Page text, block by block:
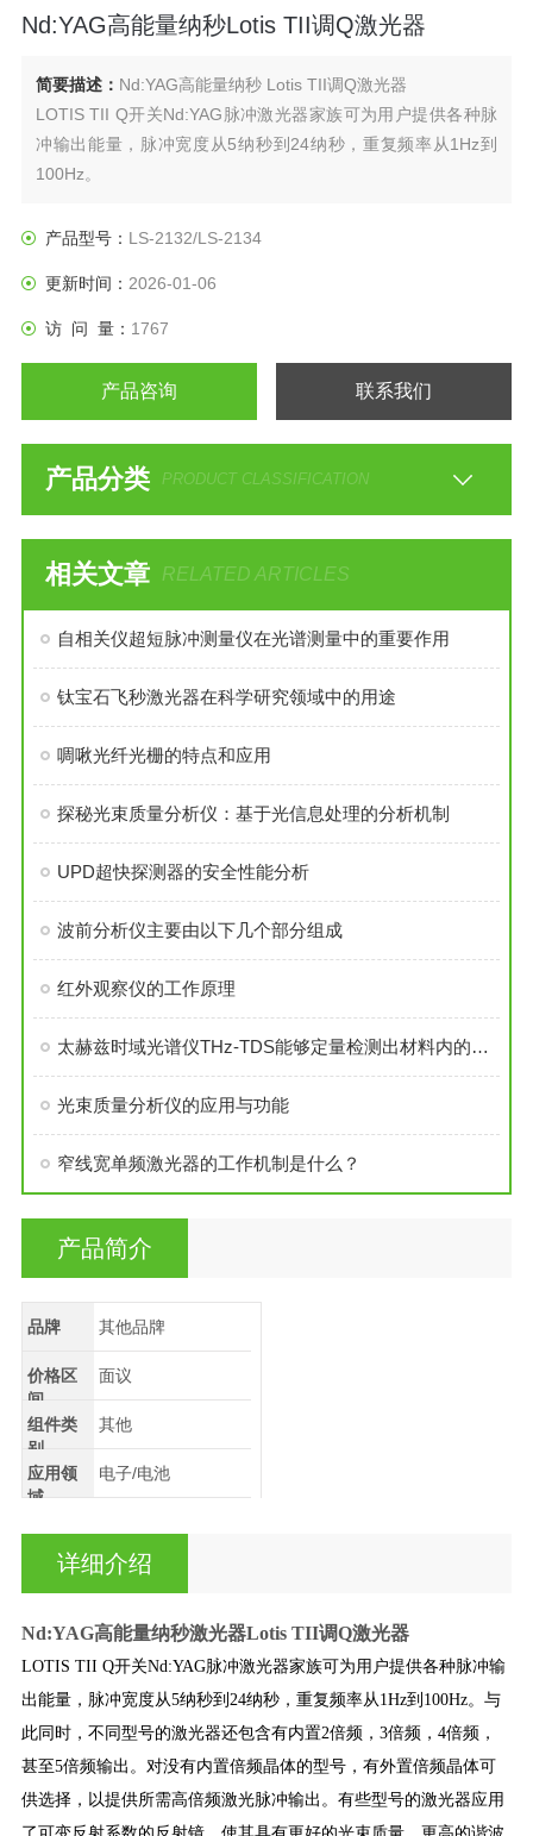
Nd:YAG高能量纳秒Lotis TII调Q激光器
简要描述： Nd:YAG高能量纳秒 Lotis TII调Q激光器
LOTIS TII Q开关Nd:YAG脉冲激光器家族可为用户提供各种脉
冲输出能量，脉冲宽度从5纳秒到24纳秒，重复频率从1Hz到
100Hz。
产品型号： LS-2132/LS-2134
更新时间： 2026-01-06
访 问 量： 1767
产品咨询 联系我们
产品分类 PRODUCT CLASSIFICATION
相关文章 RELATED ARTICLES
自相关仪超短脉冲测量仪在光谱测量中的重要作用
钛宝石飞秒激光器在科学研究领域中的用途
啁啾光纤光栅的特点和应用
探秘光束质量分析仪：基于光信息处理的分析机制
UPD超快探测器的安全性能分析
波前分析仪主要由以下几个部分组成
红外观察仪的工作原理
太赫兹时域光谱仪THz-TDS能够定量检测出材料内的缺陷
光束质量分析仪的应用与功能
窄线宽单频激光器的工作机制是什么？
产品简介
品牌 其他品牌
价格区
间
面议
组件类
别
其他
应用领
域
电子/电池
详细介绍
Nd:YAG高能量纳秒激光器Lotis TII调Q激光器
LOTIS TII Q开关Nd:YAG脉冲激光器家族可为用户提供各种脉冲输
出能量，脉冲宽度从5纳秒到24纳秒，重复频率从1Hz到100Hz。与
此同时，不同型号的激光器还包含有内置2倍频，3倍频，4倍频，
甚至5倍频输出。对没有内置倍频晶体的型号，有外置倍频晶体可
供选择，以提供所需高倍频激光脉冲输出。有些型号的激光器应用